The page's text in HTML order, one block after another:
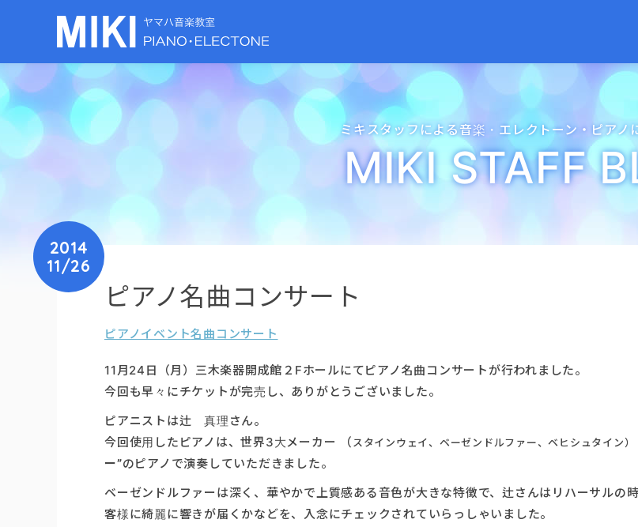
ミキスタッフによる音楽・ エレクトーン・ ピアノ
MIKI STAFF
2014
11/26
ピアノ名曲コンサート
ピアノイベント名曲コンサート
11月24日（月）三木楽器開成館２Fホールにてピアノ名曲コンサートが行われました。
今回も早々にチケットが完売し、ありがとうございました。
ピアニストは辻 真理さん。
今回使用したピアノは、世界3大メーカー （ スタインウェイ、ベーゼンドルファー、ベヒシュタイン）
ー”のピアノで演奏していただきました。
ベーゼンドルファーは深く、華やかで上質感ある音色が大きな特徴で、辻さんはリハーサルの
客様に綺麗に響きが届くかなどを、入念にチェックされていらっしゃいました。